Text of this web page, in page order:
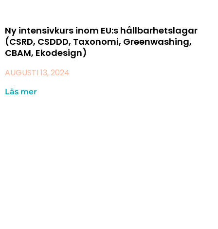
Ny intensivkurs inom EU:s hållbarhetslagar
(CSRD, CSDDD, Taxonomi, Greenwashing,
CBAM, Ekodesign)
AUGUSTI 13, 2024
Läs mer